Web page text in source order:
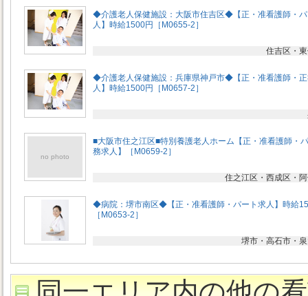
◆介護老人保健施設：大阪市住吉区◆【正・准看護師・
人】時給1500円［M0655-2］
住吉区・
◆介護老人保健施設：兵庫県神戸市◆【正・准看護師・
人】時給1500円［M0657-2］
no photo
■大阪市住之江区■特別養護老人ホーム【正・准看護師・
務求人】［M0659-2］
住之江区・西成区・
◆病院：堺市南区◆【正・准看護師・パート求人】時給
［M0653-2］
堺市・高石市・